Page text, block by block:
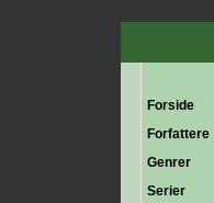
Forside
Forfattere
Genrer
Serier